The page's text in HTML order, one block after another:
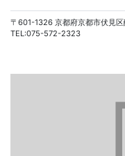
TEL:075-572-2323